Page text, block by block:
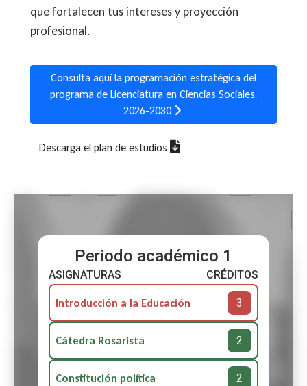
que fortalecen tus intereses y proyección
profesional.
Consulta aquí la programación estratégica del
programa de Licenciatura en Ciencias Sociales,
2026-2030
Descarga el plan de estudios
Periodo académico 1
ASIGNATURAS CRÉDITOS
Introducción a la Educación 3
Cátedra Rosarista 2
Constitución política 2